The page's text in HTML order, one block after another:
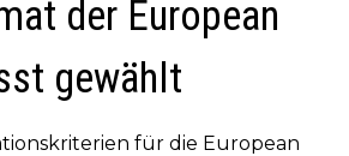
der European
gewählt
für die European